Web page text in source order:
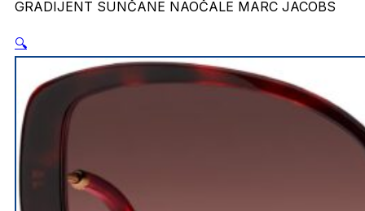
GRADIJENT SUNČANE NAOČALE MARC JACOBS
🔍